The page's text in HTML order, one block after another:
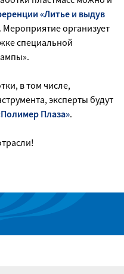
«Литье и выдув
. Мероприятие организует
специальной
в том числе,
эксперты будут
Плаза».